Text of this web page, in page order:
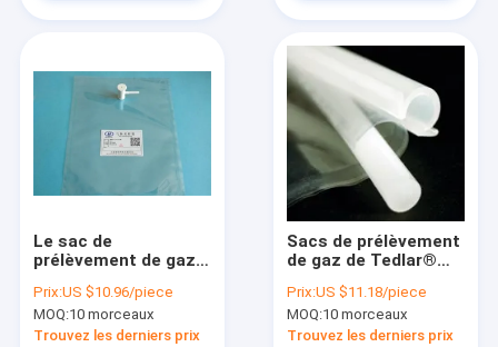
Le sac de
prélèvement de gaz
PVF avec la valve du
septum pp de
silicone de valve de
Prix:US $10.96/piece
MOQ:10 morceaux
Trouvez les derniers prix
Sacs de prélèvement
de gaz de Tedlar®
joint "Marche/Arrêt"
de la valve
TDL31C_1L de PTFE
Prix:US $11.18/piece
MOQ:10 morceaux
Trouvez les derniers prix